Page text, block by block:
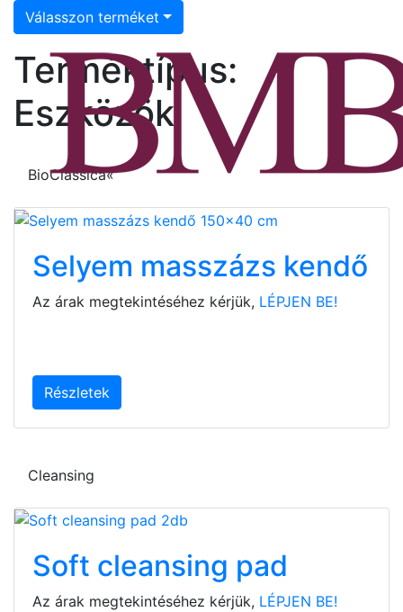
Válasszon terméket
Terméktípus:
Eszközök
BioClassica«
Selyem masszázs kendő
Az árak megtekintéséhez kérjük, LÉPJEN BE!
Részletek
Cleansing
Soft cleansing pad
Az árak megtekintéséhez kérjük, LÉPJEN BE!